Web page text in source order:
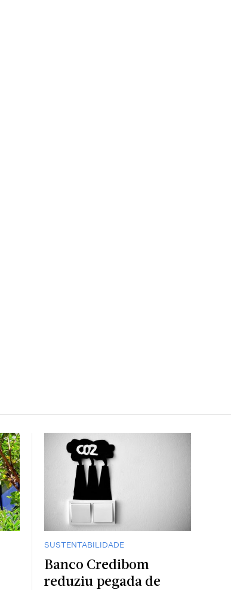
SUSTENTABILIDADE
Banco Credibom
reduziu pegada de